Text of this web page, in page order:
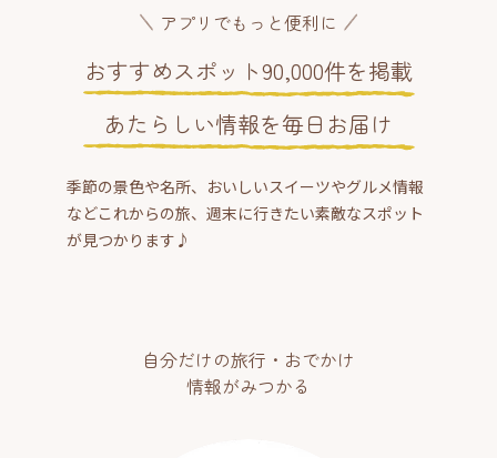
アプリでもっと便利に
おすすめスポット90,000件を掲載
あたらしい情報を毎日お届け
季節の景色や名所、おいしいスイーツやグルメ情報
などこれからの旅、週末に行きたい素敵なスポット
が見つかります♪
自分だけの旅行・おでかけ
情報がみつかる